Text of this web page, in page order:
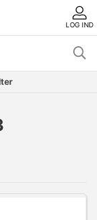
LOG IND